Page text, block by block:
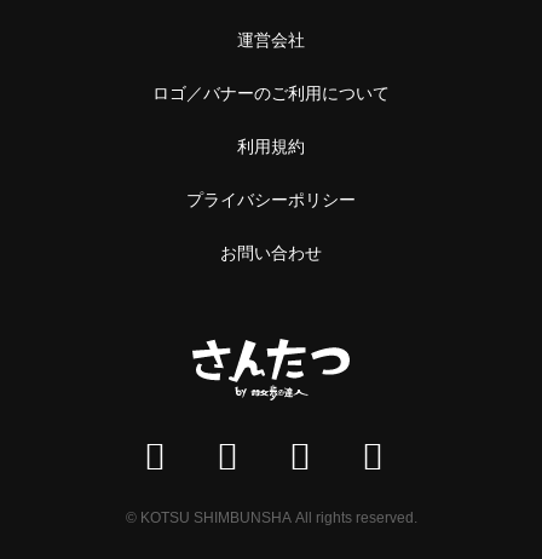
運営会社
ロゴ／バナーのご利用について
利用規約
プライバシーポリシー
お問い合わせ
© KOTSU SHIMBUNSHA All rights reserved.